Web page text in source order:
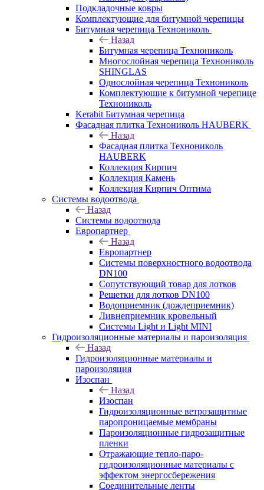
Подкладочные ковры
Комплектующие для битумной черепицы
Битумная черепица Технониколь
Назад
Битумная черепица Технониколь
Многослойная черепица Технониколь
SHINGLAS
Однослойная черепица Технониколь
Комплектующие к битумной черепице
Технониколь
Kerabit Битумная черепица
Фасадная плитка Технониколь HAUBERK
Назад
Фасадная плитка Технониколь
HAUBERK
Кол​лекция Кирпич
Кол​лекция Камень
Коллекция Кирпич Оптима
Системы водоотвода
Назад
Системы водоотвода
Европартнер
Назад
Европартнер
Системы поверхностного водоотвода
DN100
Сопутствующий товар для лотков
Решетки для лотков DN100
Водоприемник (дождеприемник)
Ливнеприемник кровельный
Системы Light и Light MINI
Гидроизоляционные материалы и пароизоляция
Назад
Гидроизоляционные материалы и
пароизоляция
Изоспан
Назад
Изоспан
Гидроизоляционные ветрозащитные
паропроницаемые мембраны
Пароизоляционные гидрозащитные
пленки
Отражающие тепло-паро-
гидроизоляционные материалы с
эффектом энергосбережения
Соединительные ленты